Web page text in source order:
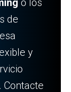
o los
de
y
Contacte